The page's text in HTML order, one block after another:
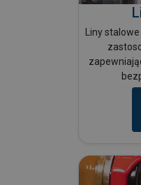
Liny